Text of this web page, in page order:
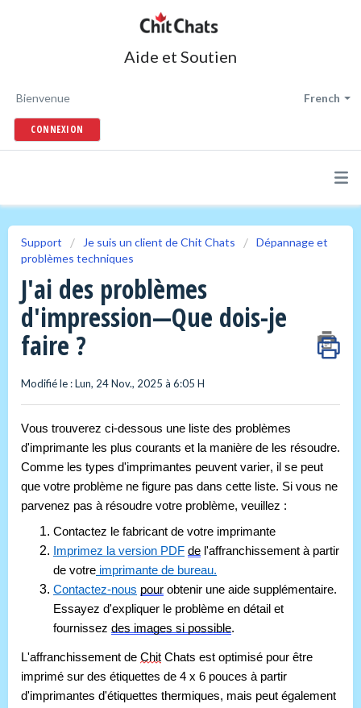
Aide et Soutien
French
Bienvenue
CONNEXION
Support Je suis un client de Chit Chats
Dépannage et
problèmes techniques
J'ai des problèmes
d'impression—Que dois-je
faire ?
Modifié le : Lun, 24 Nov., 2025 à 6:05 H
Vous trouverez ci-dessous une liste des problèmes
d'imprimante les plus courants et la manière de les résoudre.
Comme les types d'imprimantes peuvent varier, il se peut
que votre problème ne figure pas dans cette liste. Si vous ne
parvenez pas à résoudre votre problème, veuillez :
Contactez le fabricant de votre imprimante
Imprimez la version PDF de l'affranchissement à partir
de votre imprimante de bureau.
Contactez-nous pour obtenir une aide supplémentaire.
Essayez d'expliquer le problème en détail et
fournissez des images si possible.
L'affranchissement de Chit Chats est optimisé pour être
imprimé sur des étiquettes de 4 x 6 pouces à partir
d'imprimantes d'étiquettes thermiques, mais peut également